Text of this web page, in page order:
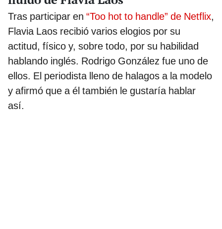
Tras participar en “Too hot to handle” de Netflix,
Flavia Laos recibió varios elogios por su
actitud, físico y, sobre todo, por su habilidad
hablando inglés. Rodrigo González fue uno de
ellos. El periodista lleno de halagos a la modelo
y afirmó que a él también le gustaría hablar
así.